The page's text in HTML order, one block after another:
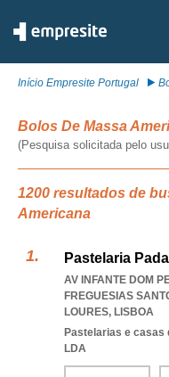
Início Empresite Portugal
Bolos De Massa
(Pesquisa solicitada pelo
1200 resultados de
Americana
Pastelaria
AV INFANTE DOM
FREGUESIAS
LOURES, LISBOA
Pastelarias e casas
LDA